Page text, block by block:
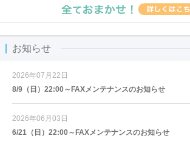
お知らせ
2026年07月22日
8/9（日）22:00～FAXメンテナンスのお知らせ
2026年06月03日
6/21（日）22:00～FAXメンテナンスのお知らせ